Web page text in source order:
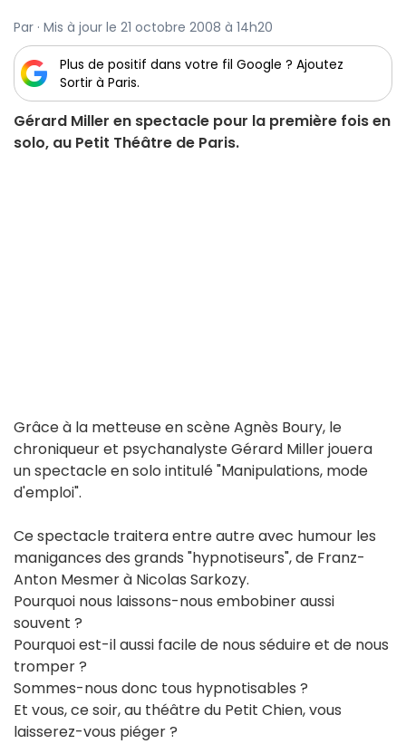
Par · Mis à jour le 21 octobre 2008 à 14h20
Plus de positif dans votre fil Google ? Ajoutez
Sortir à Paris.
Gérard Miller en spectacle pour la première fois en
solo, au Petit Théâtre de Paris.
Grâce à la metteuse en scène Agnès Boury, le
chroniqueur et psychanalyste Gérard Miller jouera
un spectacle en solo intitulé "Manipulations, mode
d'emploi".
Ce spectacle traitera entre autre avec humour les
manigances des grands "hypnotiseurs", de Franz-
Anton Mesmer à Nicolas Sarkozy.
Pourquoi nous laissons-nous embobiner aussi
souvent ?
Pourquoi est-il aussi facile de nous séduire et de nous
tromper ?
Sommes-nous donc tous hypnotisables ?
Et vous, ce soir, au théâtre du Petit Chien, vous
laisserez-vous piéger ?